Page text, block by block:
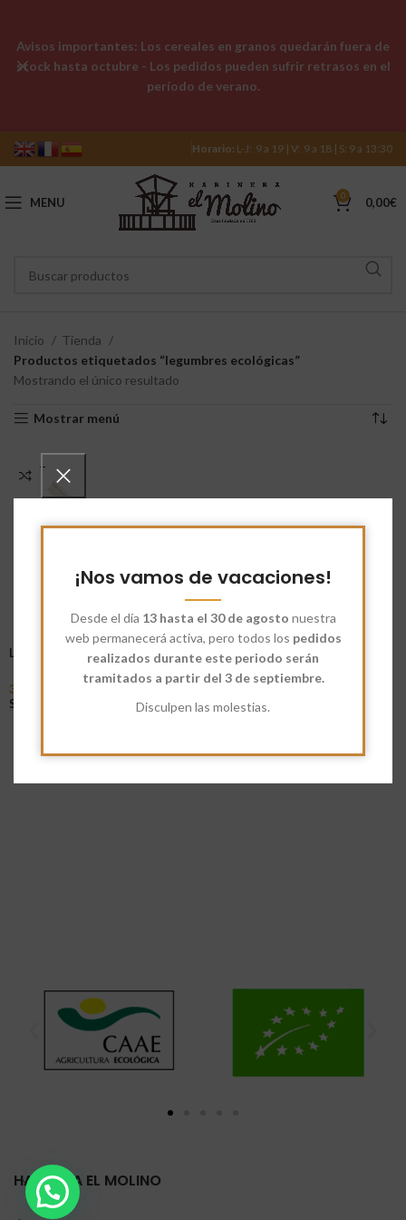
¡Nos vamos de vacaciones!
Desde el día 13 hasta el 30 de agosto nuestra
web permanecerá activa, pero todos los pedidos
realizados durante este periodo serán
tramitados a partir del 3 de septiembre.
Disculpen las molestias.
Horario: L-J: 9 a 19 | V: 9 a 18 | S: 9 a 13:30
MENU 0 0,00€
Inicio
Tienda
Productos etiquetados “legumbres ecológicas”
Mostrando el único resultado
Mostrar menú
AGOT
ADO
Lentejas Beluga.
3,12
Seleccionar Opciones
HARINERA EL MOLINO
Avisos importantes: Los cereales en granos quedarán fuera de
stock hasta octubre - Los pedidos pueden sufrir retrasos en el
período de verano.